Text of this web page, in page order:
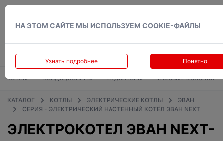
НА ЭТОМ САЙТЕ МЫ ИСПОЛЬЗУЕМ COOKIE-ФАЙЛЫ
Узнать подробнее Понятно
КОТЛЫ КОНДИЦИОНЕРЫ РАДИАТОРЫ ГАЗОВЫЕ КОЛОНКИ
КАТАЛОГ КОТЛЫ ЭЛЕКТРИЧЕСКИЕ КОТЛЫ
ЭВАН
СЕРИЯ - ЭЛЕКТРИЧЕСКИЙ НАСТЕННЫЙ КОТЁЛ ЭВАН NEXT
ЭЛЕКТРОКОТЕЛ ЭВАН NEXT-